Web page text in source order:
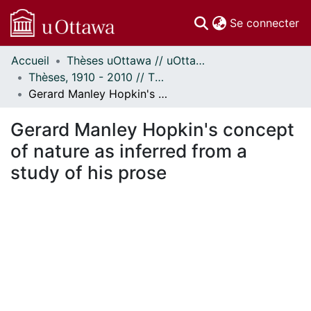
Se connecter
Communautés
et collections
Parcourir
À propos
Accueil
Thèses uOttawa // uOttawa Theses
Thèses, 1910 - 2010 // Theses, 1910 - 2010
Gerard Manley Hopkin's concept of nature as inferred from a study of his prose
Gerard Manley Hopkin's concept
of nature as inferred from a
study of his prose